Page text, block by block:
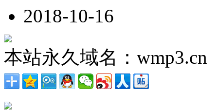
2018-10-16
本站永久域名：wmp3.cn